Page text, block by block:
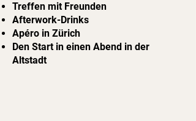
Treffen mit Freunden
Afterwork-Drinks
Apéro in Zürich
Den Start in einen Abend in der
Altstadt